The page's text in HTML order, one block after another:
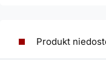
Produkt